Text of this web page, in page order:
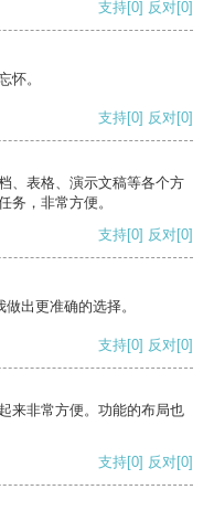
支持[0] 反对[0]
怀。
支持[0] 反对[0]
、表格、演示文稿等各个方
务，非常方便。
支持[0] 反对[0]
出更准确的选择。
支持[0] 反对[0]
来非常方便。功能的布局也
支持[0] 反对[0]